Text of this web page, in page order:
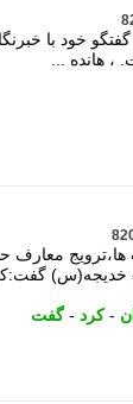
گفتگو خود با
هانده ...
معارف
خدیجه(س)
-کرد -گفت